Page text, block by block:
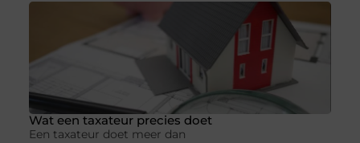
Wat een taxateur precies doet
Een taxateur doet meer dan